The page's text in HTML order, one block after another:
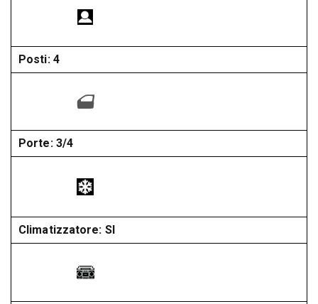
Posti: 4
Porte: 3/4
Climatizzatore: SI